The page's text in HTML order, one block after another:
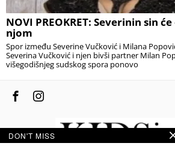
NOVI PREOKRET: Severinin sin
njom
Spor između Severine Vučković i Milana
Severina Vučković i njen bivši partner Milan
višegodišnjeg sudskog spora ponovo
DON'T MISS